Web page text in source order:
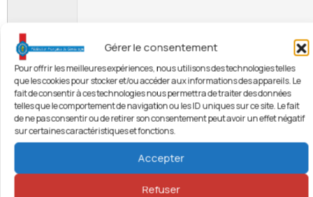
Gérer le consentement
Pour offrir les meilleures expériences, nous utilisons des technologies telles
que les cookies pour stocker et/ou accéder aux informations des appareils. Le
fait de consentir à ces technologies nous permettra de traiter des données
telles que le comportement de navigation ou les ID uniques sur ce site. Le fait
de ne pas consentir ou de retirer son consentement peut avoir un effet négatif
sur certaines caractéristiques et fonctions.
Accepter
Refuser
A ABOUTER A